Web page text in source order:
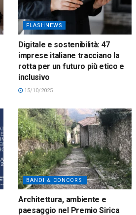
FLASHNEWS
Digitale e sostenibilità: 47
imprese italiane tracciano la
rotta per un futuro più etico e
inclusivo
15/10/2025
BANDI & CONCORSI
Architettura, ambiente e
paesaggio nel Premio Sirica